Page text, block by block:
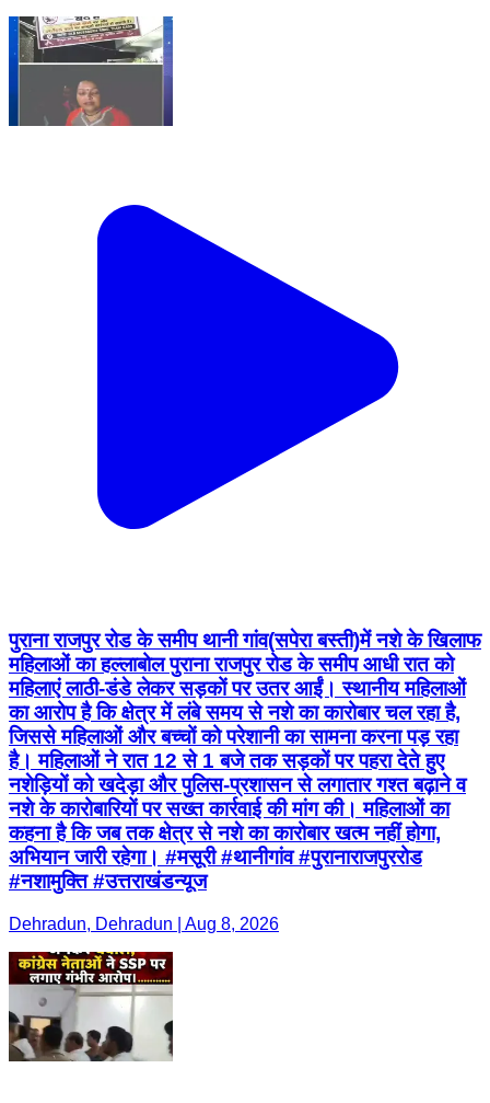
पुराना राजपुर रोड के समीप थानी गांव(सपेरा बस्ती)में नशे के खिलाफ
महिलाओं का हल्लाबोल पुराना राजपुर रोड के समीप आधी रात को
महिलाएं लाठी-डंडे लेकर सड़कों पर उतर आईं। स्थानीय महिलाओं
का आरोप है कि क्षेत्र में लंबे समय से नशे का कारोबार चल रहा है,
जिससे महिलाओं और बच्चों को परेशानी का सामना करना पड़ रहा
है। महिलाओं ने रात 12 से 1 बजे तक सड़कों पर पहरा देते हुए
नशेड़ियों को खदेड़ा और पुलिस-प्रशासन से लगातार गश्त बढ़ाने व
नशे के कारोबारियों पर सख्त कार्रवाई की मांग की। महिलाओं का
कहना है कि जब तक क्षेत्र से नशे का कारोबार खत्म नहीं होगा,
अभियान जारी रहेगा। #मसूरी #थानीगांव #पुरानाराजपुररोड
#नशामुक्ति #उत्तराखंडन्यूज
Dehradun, Dehradun | Aug 8, 2026